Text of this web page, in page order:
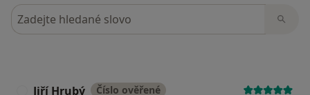
Hledejte v názorech
Jiří Hrubý Číslo ověřené